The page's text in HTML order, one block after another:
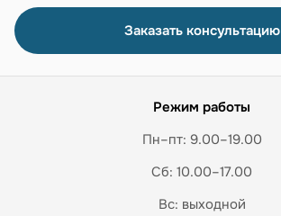
Заказать консультацию
Режим работы
Пн–пт: 9.00–19.00
Сб: 10.00–17.00
Вс: выходной